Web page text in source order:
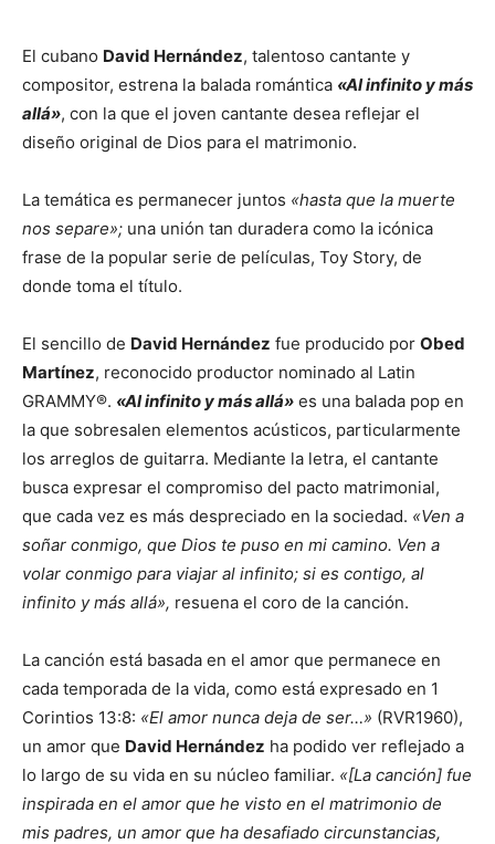
El cubano David Hernández, talentoso cantante y
compositor, estrena la balada romántica «Al infinito y más
allá», con la que el joven cantante desea reflejar el
diseño original de Dios para el matrimonio.
La temática es permanecer juntos «hasta que la muerte
nos separe»; una unión tan duradera como la icónica
frase de la popular serie de películas, Toy Story, de
donde toma el título.
El sencillo de David Hernández fue producido por Obed
Martínez, reconocido productor nominado al Latin
GRAMMY®. «Al infinito y más allá» es una balada pop en
la que sobresalen elementos acústicos, particularmente
los arreglos de guitarra. Mediante la letra, el cantante
busca expresar el compromiso del pacto matrimonial,
que cada vez es más despreciado en la sociedad. «Ven a
soñar conmigo, que Dios te puso en mi camino. Ven a
volar conmigo para viajar al infinito; si es contigo, al
infinito y más allá», resuena el coro de la canción.
La canción está basada en el amor que permanece en
cada temporada de la vida, como está expresado en 1
Corintios 13:8: «El amor nunca deja de ser…» (RVR1960),
un amor que David Hernández ha podido ver reflejado a
lo largo de su vida en su núcleo familiar. «[La canción] fue
inspirada en el amor que he visto en el matrimonio de
mis padres, un amor que ha desafiado circunstancias,